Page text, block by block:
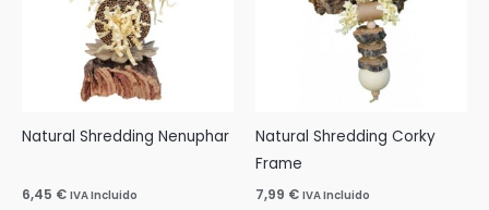
Natural Shredding Nenuphar
6,45 € IVA Incluido
Natural Shredding Corky
Frame
7,99 € IVA Incluido